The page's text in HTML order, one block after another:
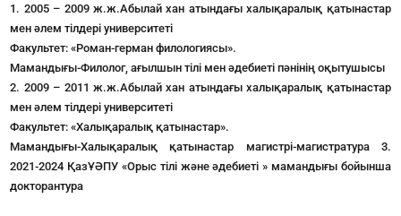
1. 2005 – 2009 ж.ж.Абылай хан атындағы халықаралық қатынастар
мен әлем тілдері университеті
Факультет: «Роман-герман филологиясы».
Мамандығы-Филолог, ағылшын тілі мен әдебиеті пәнінің оқытушысы
2. 2009 – 2011 ж.ж.Абылай хан атындағы халықаралық қатынастар
мен әлем тілдері университеті
Факультет: «Халықаралық қатынастар».
Мамандығы-Халықаралық қатынастар магистрі-магистратура 3.
2021-2024 ҚазҰӘПУ «Орыс тілі және әдебиеті » мамандығы бойынша
докторантура